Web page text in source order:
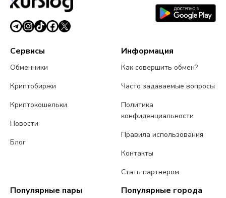
Сервисы
Обменники
Криптобиржи
Криптокошельки
Новости
Блог
Информация
Как совершить обмен?
Часто задаваемые вопросы
Политика
конфиденциальности
Правила использования
Контакты
Стать партнером
Популярные пары Популярные города